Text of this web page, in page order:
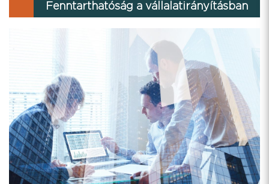
Fenntarthatóság a vállalatirányításban